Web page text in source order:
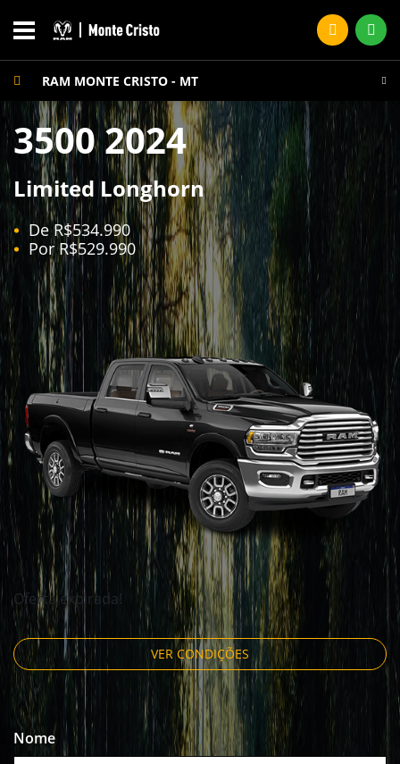
RAM MONTE CRISTO - MT
3500 2024
Limited Longhorn
Oferta expirada!
De R$534.990
Por R$529.990
VER CONDIÇÕES
Nome